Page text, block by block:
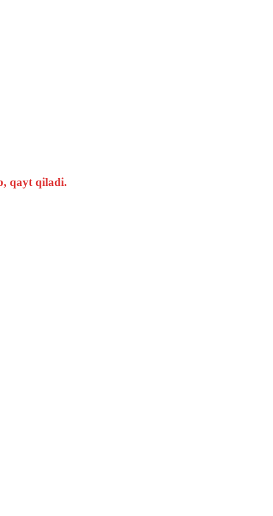
qayt qiladi.